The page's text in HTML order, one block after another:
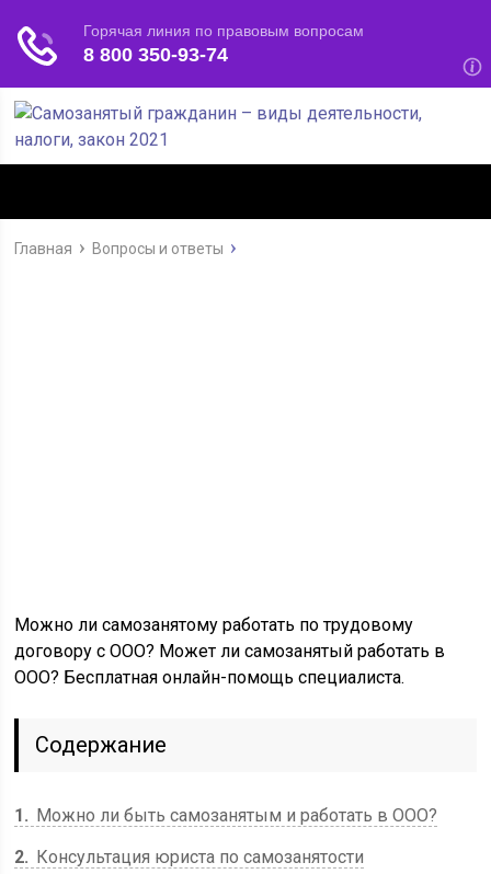
Главная Вопросы и ответы
Может ли самозанятый работать
Можно ли самозанятому работать по трудовому
договору с ООО? Может ли самозанятый работать в
ООО? Бесплатная онлайн-помощь специалиста.
Содержание
1
Можно ли быть самозанятым и работать в ООО?
2
Консультация юриста по самозанятости